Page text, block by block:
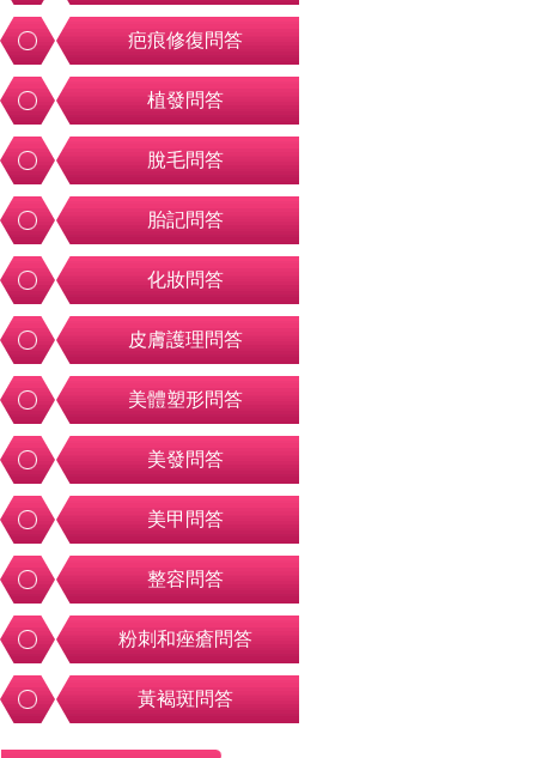
疤痕修復問答
植發問答
脫毛問答
胎記問答
化妝問答
皮膚護理問答
美體塑形問答
美發問答
美甲問答
整容問答
粉刺和痤瘡問答
黃褐斑問答